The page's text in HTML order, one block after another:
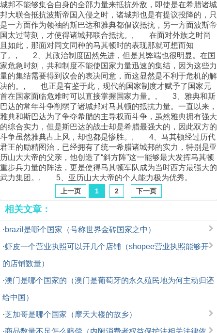
城邦不能够集合自身的全部力量来抵抗外敌，即使是在希腊诸城
邦大联合抵抗波斯帝国入侵之时，诸城邦也是有提议投降的，只
是一方面作为领袖的斯巴达和雅典都倡议抵抗，另一方面波斯帝
国太过苛刻，才使得诸城邦联合抵抗。, 在面对外族之时尚
且如此，那面对同文同种的马其顿时的表现那就可想而知
了。, 2、其政治制度固然先进，但是其弊端也很明显。在国
家危急时刻，共和制度不能使国家力量迅速的集结，因为这些力
量的集结需要得到议会的表决同意，而这显然是不利于危机的解
决的。, 也正是有鉴于此，现代的国家制度才赋予了国家元
首在国家面临危难时可以直接掌握国家力量。, 3、雅典和斯
巴达的常年斗争削弱了诸城邦对马其顿的抵抗力量。一直以来，
雅典和斯巴达为了争夺希腊的主导权而斗争，虽然雅典拥有强大
的综合实力，但是斯巴达的战士却是希腊最强大的，因此双方的
斗争虽然雅典占上风，却也都是惨胜。, 4、马其顿经过历代
君王的励精图治，已经拥有了统一希腊诸城邦的实力，特别是亚
历山大大帝的父亲，他创造了“斜方阵”这一能够最大发挥马其顿
重步兵力量的阵法，更是使得马其顿军队成为当时西方最强大的
武力集团。, 5、亚历山大大帝的个人能力极为优秀。
上一页 1 2 下一页
相关文章：
·brazil是哪个国家（号称世界金砖国家之中）
·虾皮一个营业执照可以开几个店铺（shopee营业执照能够开
的店铺数量）
·澳门是哪个国家的（澳门是葡萄牙的永久殖民地为何主动归还
给中国）
·芝加哥是哪个国家（摩天大楼的故乡）
·商品数量不足怎么赔偿（内附消费者权益保护法相关法律依